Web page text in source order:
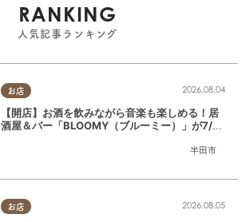
RANKING
人気記事ランキング
お店
半田市
2026.08.04
【開店】お酒を飲みながら音楽も楽しめる！居
酒屋＆バー「BLOOMY（ブルーミー）」が7/3
お店 2026.08.05